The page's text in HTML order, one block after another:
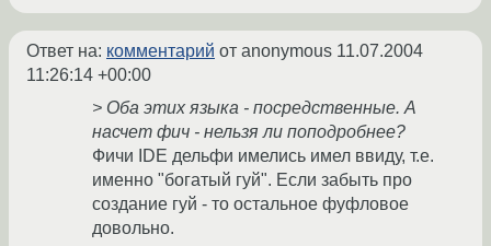
Ответ на: комментарий от anonymous 11.07.2004
11:26:14 +00:00
> Оба этих языка - посредственные. А
насчет фич - нельзя ли поподробнее?
Фичи IDE дельфи имелись имел ввиду, т.е.
именно "богатый гуй". Если забыть про
создание гуй - то остальное фуфловое
довольно.